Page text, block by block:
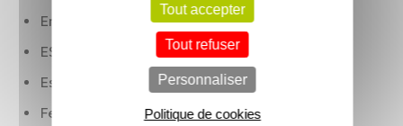
Enregistreur d'accident
ESP
Essuie-glaces à capteur de pluie
Feux à LED
Tout accepter
Tout refuser
Personnaliser
Politique de cookies